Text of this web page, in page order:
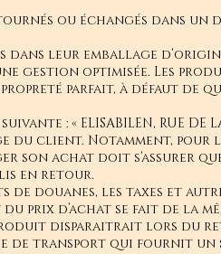
ou échangés dans
dans leur emballage
gestion optimisée. Les
parfait, à défaut de
« ELISABILEN, RUE DE LA
client. Notamment, pour
achat doit s’assurer
en retour.
douanes, les taxes et
prix d’achat se fait de la
disparaitrait lors du
de transport qui fournit un